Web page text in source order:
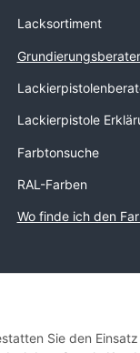
Sie den
Lacksortiment
Grundierungsberater
Lackierpistole
Farbtonsuche
RAL-Farben
Wo finde ich den